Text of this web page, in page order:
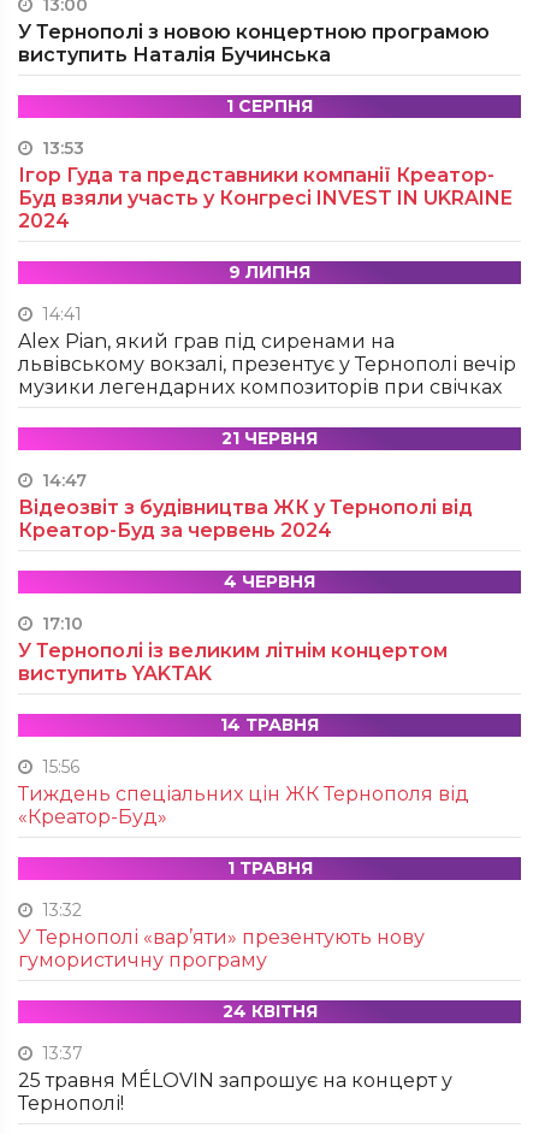
13:00
У Тернополі з новою концертною програмою
виступить Наталія Бучинська
1 СЕРПНЯ
13:53
Ігор Гуда та представники компанії Креатор-
Буд взяли участь у Конгресі INVEST IN UKRAINE
2024
9 ЛИПНЯ
14:41
Alex Pian, який грав під сиренами на
львівському вокзалі, презентує у Тернополі вечір
музики легендарних композиторів при свічках
21 ЧЕРВНЯ
14:47
Відеозвіт з будівництва ЖК у Тернополі від
Креатор-Буд за червень 2024
4 ЧЕРВНЯ
17:10
У Тернополі із великим літнім концертом
виступить YAKTAK
14 ТРАВНЯ
15:56
Тиждень спеціальних цін ЖК Тернополя від
«Креатор-Буд»
1 ТРАВНЯ
13:32
У Тернополі «вар’яти» презентують нову
гумористичну програму
24 КВІТНЯ
13:37
25 травня MÉLOVIN запрошує на концерт у
Тернополі!